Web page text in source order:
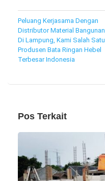
Navigasi
pos
Peluang Kerjasama Dengan
Distributor Material Bangunan
Di Lampung, Kami Salah Satu
Produsen Bata Ringan Hebel
Terbesar Indonesia
Pos Terkait